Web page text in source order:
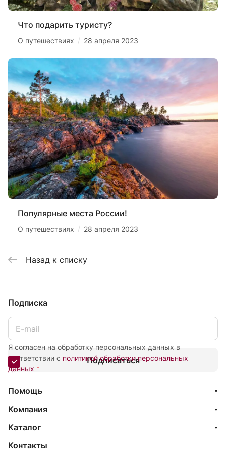
Что подарить туристу?
О путешествиях / 28 апреля 2023
Популярные места России!
О путешествиях / 28 апреля 2023
Назад к списку
Подписка
Я согласен на обработку персональных данных в
соответствии с политикой обработки персональных
данных *
Подписаться
Помощь
Компания
Каталог
Контакты